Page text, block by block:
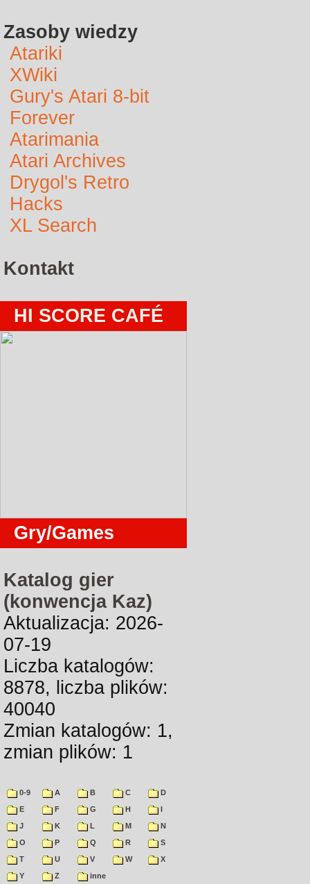
Zasoby wiedzy
Atariki
XWiki
Gury's Atari 8-bit
Forever
Atarimania
Atari Archives
Drygol's Retro
Hacks
XL Search
Kontakt
HI SCORE CAFÉ
Gry/Games
Katalog gier
(konwencja Kaz)
Aktualizacja: 2026-
07-19
Liczba katalogów:
8878, liczba plików:
40040
Zmian katalogów: 1,
zmian plików: 1
0-9 A B C
D
E
F G H
I
J
K L M
N
O
P Q R
S
T
U V W
X
Y
Z inne